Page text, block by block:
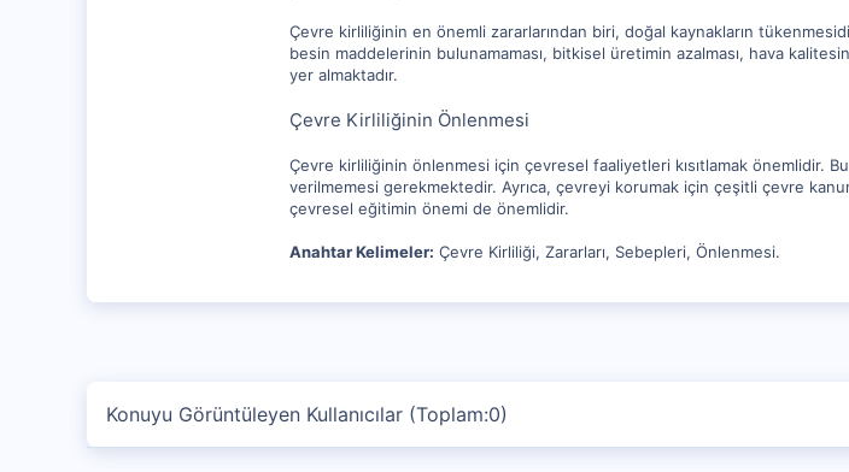
Çevre kirliliğinin en önemli zararlarından biri, doğal kaynakların
besin maddelerinin bulunamaması, bitkisel üretimin azalması, hava
yer almaktadır.
Çevre Kirliliğinin Önlenmesi
Çevre kirliliğinin önlenmesi için çevresel faaliyetleri kısıtlamak önemlidir.
verilmemesi gerekmektedir. Ayrıca, çevreyi korumak için çeşitli çevre
çevresel eğitimin önemi de önemlidir.
Anahtar Kelimeler: Çevre Kirliliği, Zararları, Sebepleri, Önlenmesi.
Konuyu Görüntüleyen Kullanıcılar (Toplam:0)